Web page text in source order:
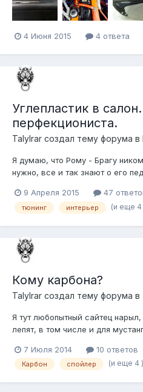
4 Июня 2015 4 ответа
Углепластик в
перфекциониста.
Talylrar создал тему форума в
Я думаю, что Рому - Брагу
нужно, все и так знают о его
к автомобилю. Как-то он
поводу переделки части салона
9 Апреля 2015 47
тюнинг интерьер (и еще 4
Кому карбона?
Talylrar создал тему форума в
Я тут любопытный сайтец
лепят, в том числе и для
это же не значит, что он
общем, буду рад, если кому
7 Июля 2014 10 ответов
Карбон спойлер (и еще 4 )